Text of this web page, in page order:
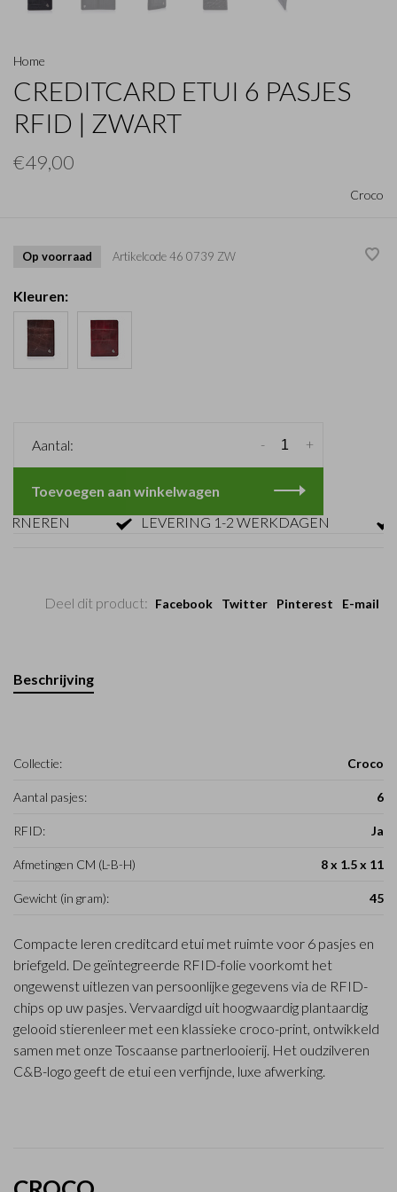
Home
CREDITCARD ETUI 6 PASJES
RFID | ZWART
€49,00
Croco
Op voorraad Artikelcode46 0739 ZW
Kleuren:
Aantal: +
-
Toevoegen aan winkelwagen
LEVERING 1-2 WERKDAGEN
Deel dit product: Facebook Twitter Pinterest E-mail
Beschrijving
Collectie: Croco
Aantal pasjes: 6
RFID: Ja
Afmetingen CM (L-B-H) 8 x 1.5 x 11
Gewicht (in gram): 45
Compacte leren creditcard etui met ruimte voor 6 pasjes en
briefgeld. De geïntegreerde RFID-folie voorkomt het
ongewenst uitlezen van persoonlijke gegevens via de RFID-
chips op uw pasjes. Vervaardigd uit hoogwaardig plantaardig
gelooid stierenleer met een klassieke croco-print, ontwikkeld
samen met onze Toscaanse partnerlooierij. Het oudzilveren
C&B-logo geeft de etui een verfijnde, luxe afwerking.